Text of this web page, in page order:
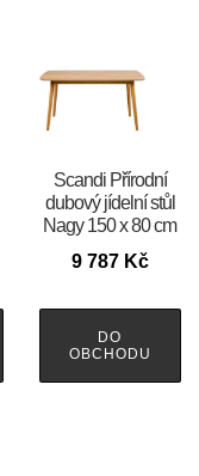
Scandi Přírodní
dubový jídelní stůl
Nagy 150 x 80 cm
9 787 Kč
DO
OBCHODU